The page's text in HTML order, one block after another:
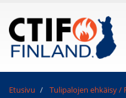
Etusivu
Tulipalojen ehkäisy /